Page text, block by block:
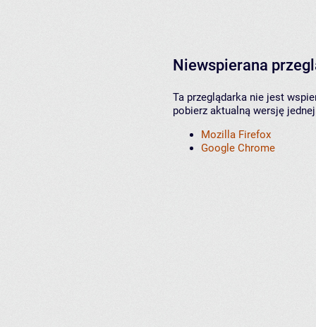
Niewspierana
Ta przeglądarka nie jest
pobierz aktualną wersję
Mozilla Firefox
Google Chrome